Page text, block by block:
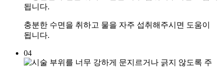
충분한 수면을 취하고 물을 자주 섭취해주시면 도움이
됩니다.
04